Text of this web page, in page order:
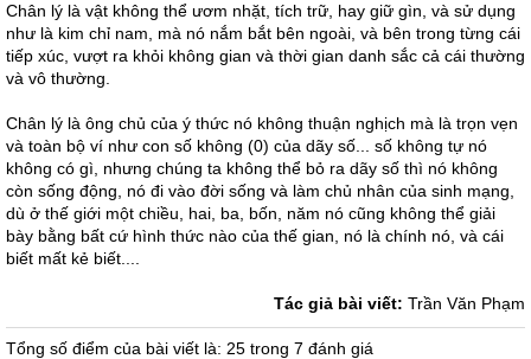
Chân lý là vật không thể ươm nhặt, tích trữ, hay giữ gìn, và sử dụng
như là kim chỉ nam, mà nó nắm bắt bên ngoài, và bên trong từng cái
tiếp xúc, vượt ra khỏi không gian và thời gian danh sắc cả cái thường
và vô thường.
Chân lý là ông chủ của ý thức nó không thuận nghịch mà là trọn vẹn
và toàn bộ ví như con số không (0) của dãy số... số không tự nó
không có gì, nhưng chúng ta không thể bỏ ra dãy số thì nó không
còn sống động, nó đi vào đời sống và làm chủ nhân của sinh mạng,
dù ở thế giới một chiều, hai, ba, bốn, năm nó cũng không thể giải
bày bằng bất cứ hình thức nào của thế gian, nó là chính nó, và cái
biết mất kẻ biết....
Tác giả bài viết: Trần Văn Phạm
Tổng số điểm của bài viết là: 25 trong 7 đánh giá